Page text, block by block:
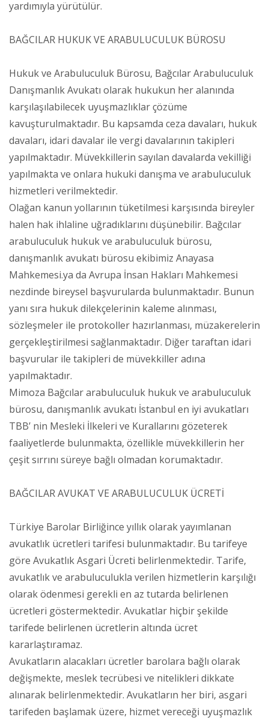
yardımıyla yürütülür.
BAĞCILAR HUKUK VE ARABULUCULUK BÜROSU
Hukuk ve Arabuluculuk Bürosu, Bağcılar Arabuluculuk
Danışmanlık Avukatı olarak hukukun her alanında
karşılaşılabilecek uyuşmazlıklar çözüme
kavuşturulmaktadır. Bu kapsamda ceza davaları, hukuk
davaları, idari davalar ile vergi davalarının takipleri
yapılmaktadır. Müvekkillerin sayılan davalarda vekilliği
yapılmakta ve onlara hukuki danışma ve arabuluculuk
hizmetleri verilmektedir.
Olağan kanun yollarının tüketilmesi karşısında bireyler
halen hak ihlaline uğradıklarını düşünebilir. Bağcılar
arabuluculuk hukuk ve arabuluculuk bürosu,
danışmanlık avukatı bürosu ekibimiz Anayasa
Mahkemesi.ya da Avrupa İnsan Hakları Mahkemesi
nezdinde bireysel başvurularda bulunmaktadır. Bunun
yanı sıra hukuk dilekçelerinin kaleme alınması,
sözleşmeler ile protokoller hazırlanması, müzakerelerin
gerçekleştirilmesi sağlanmaktadır. Diğer taraftan idari
başvurular ile takipleri de müvekkiller adına
yapılmaktadır.
Mimoza Bağcılar arabuluculuk hukuk ve arabuluculuk
bürosu, danışmanlık avukatı İstanbul en iyi avukatları
TBB’ nin Mesleki İlkeleri ve Kurallarını gözeterek
faaliyetlerde bulunmakta, özellikle müvekkillerin her
çeşit sırrını süreye bağlı olmadan korumaktadır.
BAĞCILAR AVUKAT VE ARABULUCULUK ÜCRETİ
Türkiye Barolar Birliğince yıllık olarak yayımlanan
avukatlık ücretleri tarifesi bulunmaktadır. Bu tarifeye
göre Avukatlık Asgari Ücreti belirlenmektedir. Tarife,
avukatlık ve arabuluculukla verilen hizmetlerin karşılığı
olarak ödenmesi gerekli en az tutarda belirlenen
ücretleri göstermektedir. Avukatlar hiçbir şekilde
tarifede belirlenen ücretlerin altında ücret
kararlaştıramaz.
Avukatların alacakları ücretler barolara bağlı olarak
değişmekte, meslek tecrübesi ve nitelikleri dikkate
alınarak belirlenmektedir. Avukatların her biri, asgari
tarifeden başlamak üzere, hizmet vereceği uyuşmazlık